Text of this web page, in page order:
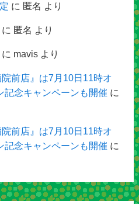
に 匿名 より
に 匿名 より
に mavisより
院前店』は7月10日11時オ
記念キャンペーンも開催 に
院前店』は7月10日11時オ
記念キャンペーンも開催 に